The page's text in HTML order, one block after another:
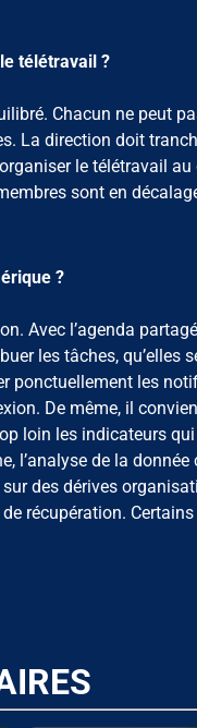
télétravail ?
Chacun ne peut
La direction doit
le télétravail
sont en
?
Avec l’agenda
les tâches, qu’elles
ponctuellement les
De même, il
loin les indicateurs
l’analyse de la
des dérives
récupération.